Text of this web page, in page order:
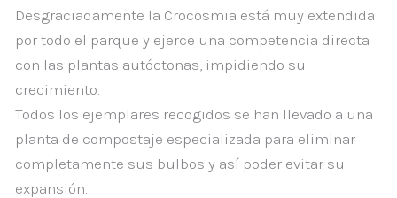
Desgraciadamente la Crocosmia está muy extendida
por todo el parque y ejerce una competencia directa
con las plantas autóctonas, impidiendo su
crecimiento.
Todos los ejemplares recogidos se han llevado a una
planta de compostaje especializada para eliminar
completamente sus bulbos y así poder evitar su
expansión.